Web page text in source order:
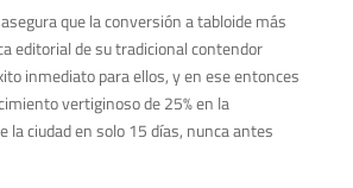
que la conversión a tabloide más
editorial de su tradicional contendor
inmediato para ellos, y en ese entonces
vertiginoso de 25% en la
la ciudad en solo 15 días, nunca antes